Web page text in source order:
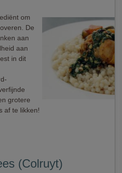
om
De
aan
aan
in dit
grotere
af te likken!
(Colruyt)